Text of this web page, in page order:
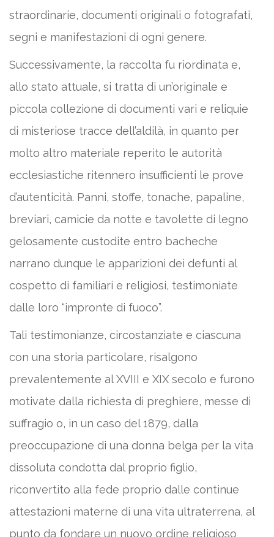
straordinarie, documenti originali o fotografati,
segni e manifestazioni di ogni genere.
Successivamente, la raccolta fu riordinata e,
allo stato attuale, si tratta di un’originale e
piccola collezione di documenti vari e reliquie
di misteriose tracce dell’aldilà, in quanto per
molto altro materiale reperito le autorità
ecclesiastiche ritennero insufficienti le prove
d’autenticità. Panni, stoffe, tonache, papaline,
breviari, camicie da notte e tavolette di legno
gelosamente custodite entro bacheche
narrano dunque le apparizioni dei defunti al
cospetto di familiari e religiosi, testimoniate
dalle loro “impronte di fuoco”.
Tali testimonianze, circostanziate e ciascuna
con una storia particolare, risalgono
prevalentemente al XVIII e XIX secolo e furono
motivate dalla richiesta di preghiere, messe di
suffragio o, in un caso del 1879, dalla
preoccupazione di una donna belga per la vita
dissoluta condotta dal proprio figlio,
riconvertito alla fede proprio dalle continue
attestazioni materne di una vita ultraterrena, al
punto da fondare un nuovo ordine religioso